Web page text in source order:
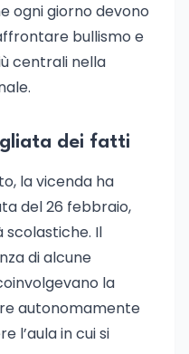
ogni giorno devono
bullismo e
centrali nella
dei fatti
la vicenda ha
del 26 febbraio,
Il
di alcune
la
autonomamente
l’aula in cui si